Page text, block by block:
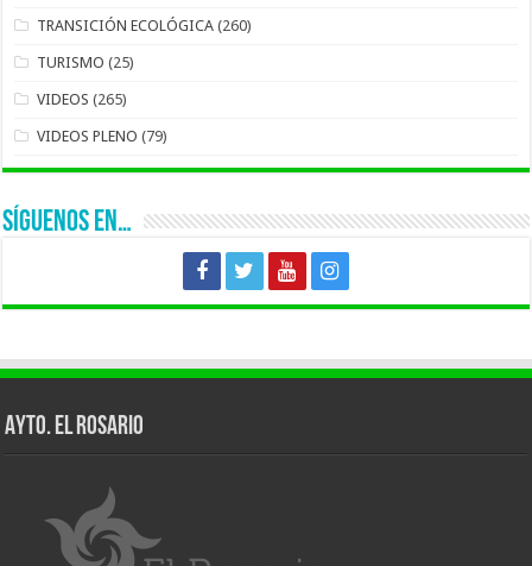
TRANSICIÓN ECOLÓGICA (260)
TURISMO (25)
VIDEOS (265)
VIDEOS PLENO (79)
SÍGUENOS EN…
AYTO. EL ROSARIO